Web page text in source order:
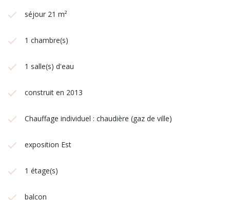
séjour 21 m²
1 chambre(s)
1 salle(s) d'eau
construit en 2013
Chauffage individuel : chaudière (gaz de ville)
exposition Est
1 étage(s)
balcon